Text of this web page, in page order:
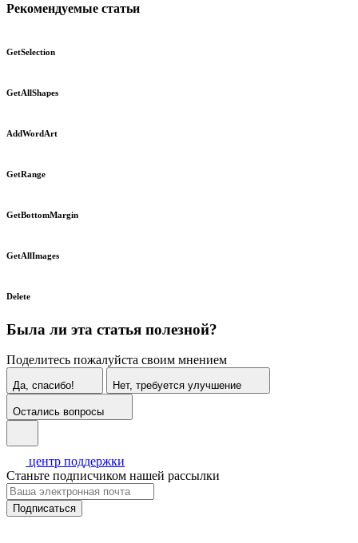
Рекомендуемые статьи
GetSelection
GetAllShapes
AddWordArt
GetRange
GetBottomMargin
GetAllImages
Delete
Была ли эта статья полезной?
Поделитесь пожалуйста своим мнением
Да, спасибо! Нет, требуется улучшение
Остались вопросы
центр поддержки
Станьте подписчиком нашей рассылки
Подписаться